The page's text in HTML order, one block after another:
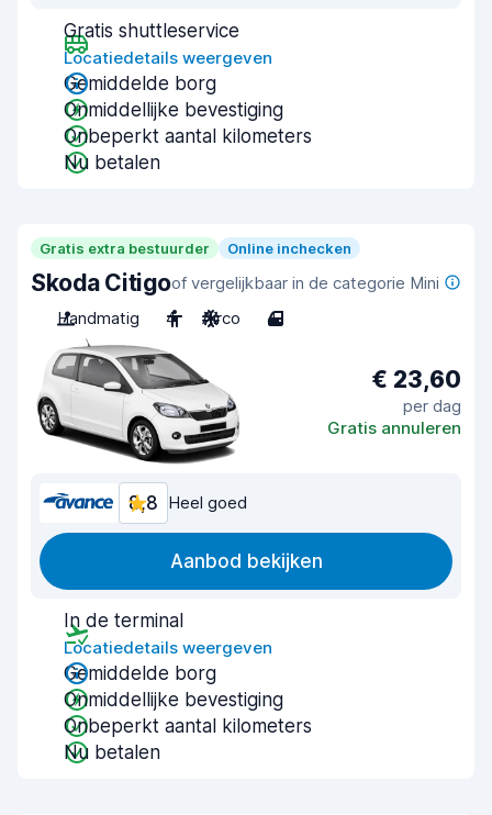
Gratis shuttleservice
Locatiedetails weergeven
Gemiddelde borg
Onmiddellijke bevestiging
Onbeperkt aantal kilometers
Nu betalen
Gratis extra bestuurder Online inchecken
Skoda Citigoof vergelijkbaar in de categorie Mini
Handmatig
4 Airco 4
€ 23,60
per dag
Gratis annuleren
8,8 Heel goed
Aanbod bekijken
In de terminal
Locatiedetails weergeven
Gemiddelde borg
Onmiddellijke bevestiging
Onbeperkt aantal kilometers
Nu betalen